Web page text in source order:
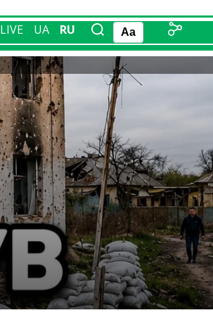
LIVE UA RU Aa